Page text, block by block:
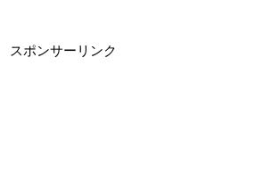
スポンサーリンク